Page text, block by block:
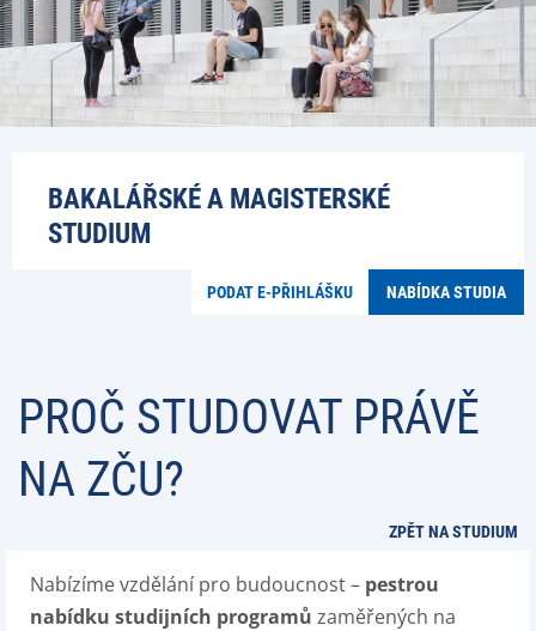
BAKALÁŘSKÉ A MAGISTERSKÉ
STUDIUM
NABÍDKA STUDIA
PODAT E-PŘIHLÁŠKU
PROČ STUDOVAT PRÁVĚ
NA ZČU?
ZPĚT NA STUDIUM
Nabízíme vzdělání pro budoucnost – pestrou
nabídku studijních programů zaměřených na